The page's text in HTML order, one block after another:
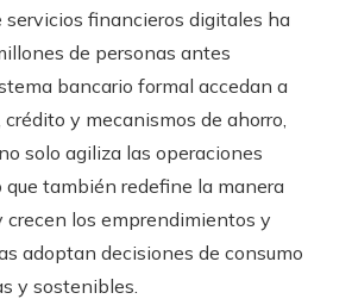
servicios financieros digitales ha
de personas antes
bancario formal accedan a
crédito y mecanismos de ahorro,
solo agiliza las operaciones
que también redefine la manera
crecen los emprendimientos y
adoptan decisiones de consumo
y sostenibles.